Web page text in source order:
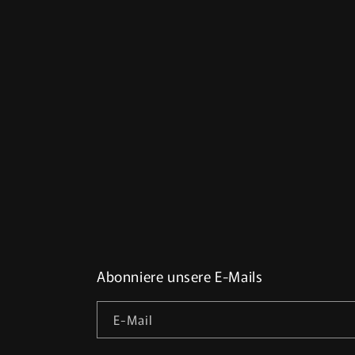
Abonniere unsere E-Mails
E-Mail